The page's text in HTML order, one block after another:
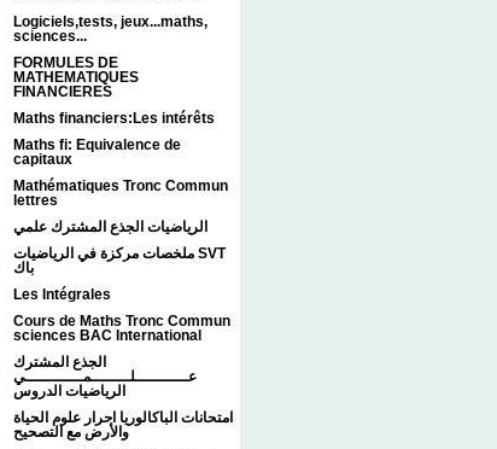
Logiciels,tests, jeux...maths,
sciences...
FORMULES DE
MATHEMATIQUES
FINANCIERES
Maths financiers:Les intérêts
Maths fi: Equivalence de
capitaux
Mathématiques Tronc Commun
lettres
الرياضيات الجذع المشترك علمي
ملخصات مركزة في الرياضيات SVT
باك
Les Intégrales
Cours de Maths Tronc Commun
sciences BAC International
الجذع المشترك
عـــــــــــلــــــــمــــــــــــي
الرياضيات الدروس
امتحانات الباكالوريا احرار علوم الحياة
والأرض مع التصحيح